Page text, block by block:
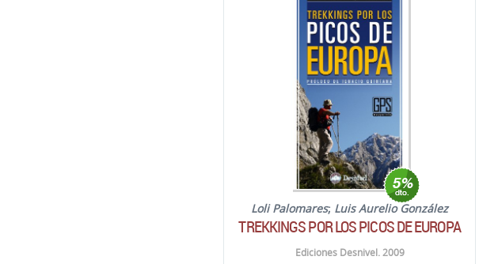
Loli Palomares; Luis Aurelio González
TREKKINGS POR LOS PICOS DE EUROPA
Ediciones Desnivel. 2009